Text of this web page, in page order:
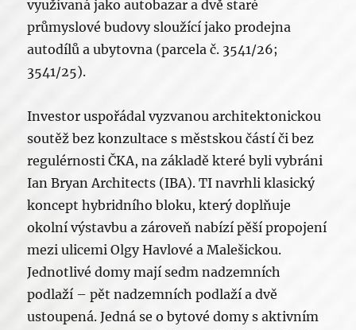
využívaná jako autobazar a dvě staré
průmyslové budovy sloužící jako prodejna
autodílů a ubytovna (parcela č. 3541/26;
3541/25).
Investor uspořádal vyzvanou architektonickou
soutěž bez konzultace s městskou částí či bez
regulérnosti ČKA, na základě které byli vybráni
Ian Bryan Architects (IBA). TI navrhli klasický
koncept hybridního bloku, který doplňuje
okolní výstavbu a zároveň nabízí pěší propojení
mezi ulicemi Olgy Havlové a Malešickou.
Jednotlivé domy mají sedm nadzemních
podlaží – pět nadzemních podlaží a dvě
ustoupená. Jedná se o bytové domy s aktivním